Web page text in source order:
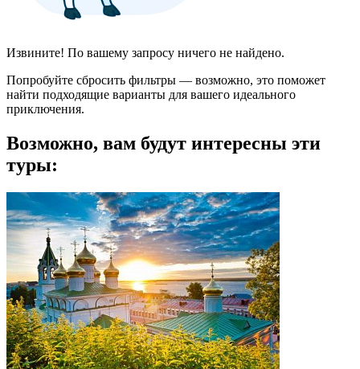
Извините! По вашему запросу ничего не найдено.
Попробуйте сбросить фильтры — возможно, это поможет
найти подходящие варианты для вашего идеального
приключения.
Возможно, вам будут интересны эти
туры: